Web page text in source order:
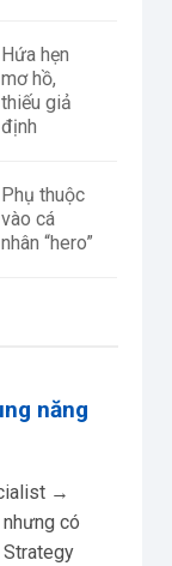
Hứa hẹn
mơ hồ,
thiếu giả
định
Phụ thuộc
vào cá
nhân “hero”
năng
→
có
Strategy